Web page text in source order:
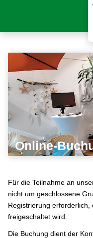
Online-
Für die Teilnahme an
nicht um geschlossene
Registrierung erforderlich,
freigeschaltet wird.
Die Buchung dient der